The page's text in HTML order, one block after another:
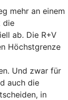
mehr an einem
die
ab. Die R+V
Höchstgrenze
Und zwar für
auch die
in